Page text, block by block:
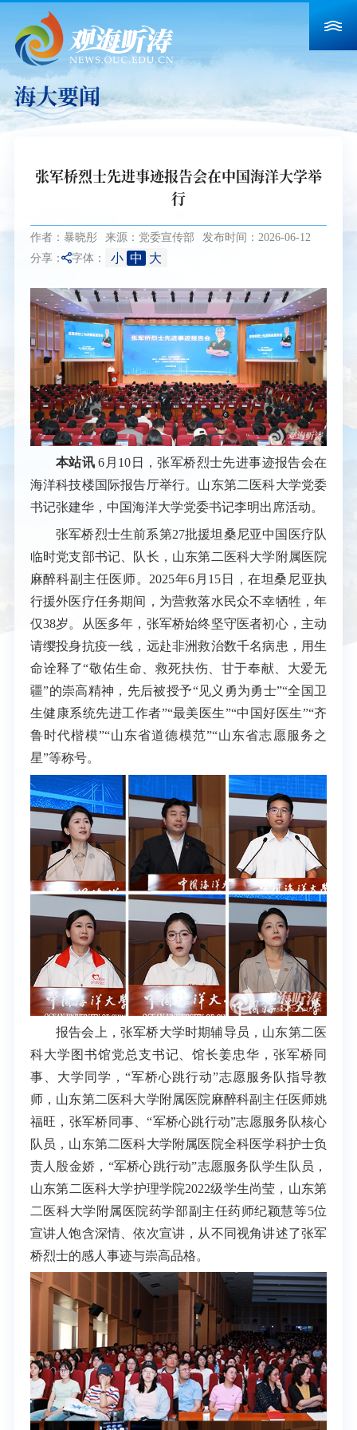
海大要闻
张军桥烈士先进事迹报告会在中国海洋大学举
行
作者：暴晓彤 来源：党委宣传部 发布时间：2026-06-12
分享： 字体： 小 中 大
本站讯 6月10日，张军桥烈士先进事迹报告会在
海洋科技楼国际报告厅举行。山东第二医科大学党委
书记张建华，中国海洋大学党委书记李明出席活动。
张军桥烈士生前系第27批援坦桑尼亚中国医疗队
临时党支部书记、队长，山东第二医科大学附属医院
麻醉科副主任医师。2025年6月15日，在坦桑尼亚执
行援外医疗任务期间，为营救落水民众不幸牺牲，年
仅38岁。从医多年，张军桥始终坚守医者初心，主动
请缨投身抗疫一线，远赴非洲救治数千名病患，用生
命诠释了“敬佑生命、救死扶伤、甘于奉献、大爱无
疆”的崇高精神，先后被授予“见义勇为勇士”“全国卫
生健康系统先进工作者”“最美医生”“中国好医生”“齐
鲁时代楷模”“山东省道德模范”“山东省志愿服务之
星”等称号。
报告会上，张军桥大学时期辅导员，山东第二医
科大学图书馆党总支书记、馆长姜忠华，张军桥同
事、大学同学，“军桥心跳行动”志愿服务队指导教
师，山东第二医科大学附属医院麻醉科副主任医师姚
福旺，张军桥同事、“军桥心跳行动”志愿服务队核心
队员，山东第二医科大学附属医院全科医学科护士负
责人殷金娇，“军桥心跳行动”志愿服务队学生队员，
山东第二医科大学护理学院2022级学生尚莹，山东第
二医科大学附属医院药学部副主任药师纪颖慧等5位
宣讲人饱含深情、依次宣讲，从不同视角讲述了张军
桥烈士的感人事迹与崇高品格。